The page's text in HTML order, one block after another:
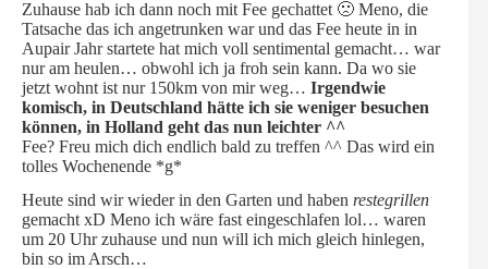
Zuhause hab ich dann noch mit Fee gechattet 🙁 Meno, die
Tatsache das ich angetrunken war und das Fee heute in in
Aupair Jahr startete hat mich voll sentimental gemacht… war
nur am heulen… obwohl ich ja froh sein kann. Da wo sie
jetzt wohnt ist nur 150km von mir weg… Irgendwie
komisch, in Deutschland hätte ich sie weniger besuchen
können, in Holland geht das nun leichter ^^
Fee? Freu mich dich endlich bald zu treffen ^^ Das wird ein
tolles Wochenende *g*
Heute sind wir wieder in den Garten und haben restegrillen
gemacht xD Meno ich wäre fast eingeschlafen lol… waren
um 20 Uhr zuhause und nun will ich mich gleich hinlegen,
bin so im Arsch…